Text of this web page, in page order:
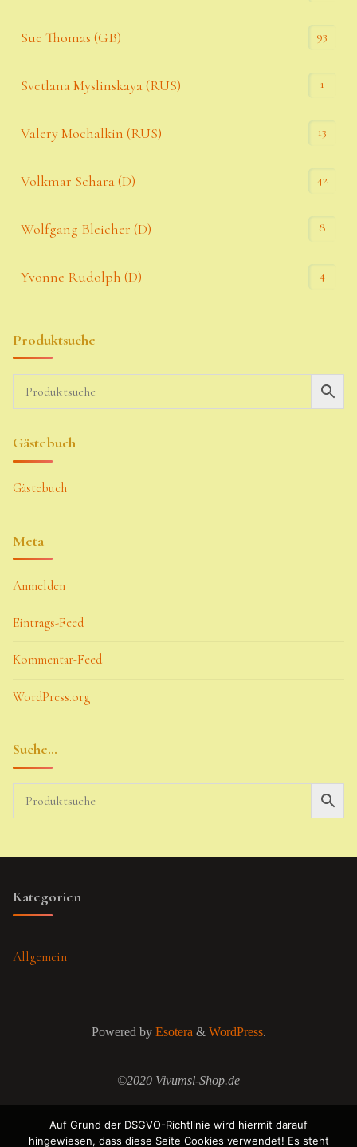
Sue Thomas (GB) 93
Svetlana Myslinskaya (RUS) 1
Valery Mochalkin (RUS) 13
Volkmar Schara (D) 42
Wolfgang Bleicher (D) 8
Yvonne Rudolph (D) 4
Produktsuche
Gästebuch
Gästebuch
Meta
Anmelden
Eintrags-Feed
Kommentar-Feed
WordPress.org
Suche…
Kategorien
Allgemein
Powered byEsotera& WordPress.
©2020 Vivumsl-Shop.de
Auf Grund der DSGVO-Richtlinie wird hiermit darauf
hingewiesen, dass diese Seite Cookies verwendet! Es steht